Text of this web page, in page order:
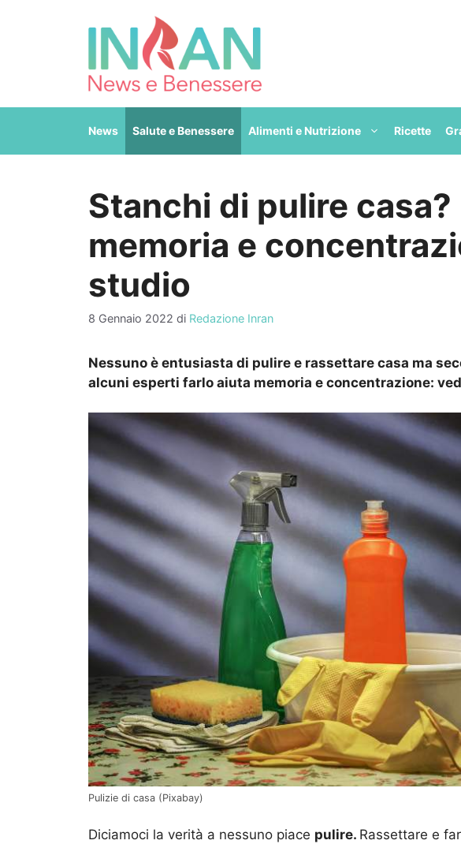
News Salute e Benessere Alimenti e Nutrizione Ricette
Stanchi di pulire casa?
memoria e
studio
8 Gennaio 2022 di Redazione Inran
Nessuno è entusiasta di pulire e rassettare casa ma
alcuni esperti farlo aiuta memoria e concentrazione:
Pulizie di casa (Pixabay)
Diciamoci la verità a nessuno piace pulire. Rassettare e